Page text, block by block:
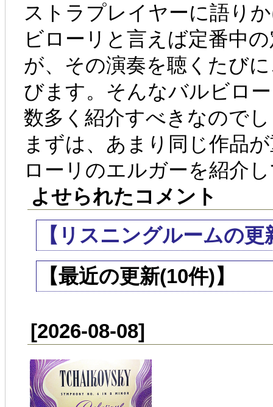
ストラプレイヤーに語り
ビローリと言えば定番中
が、その演奏を聴くたび
びます。そんなバルビロ
数多く紹介すべきなので
まずは、あまり同じ作品
ローリのエルガーを紹介
よせられたコメント
【リスニングルームの更
【最近の更新(10件)】
[2026-08-08]